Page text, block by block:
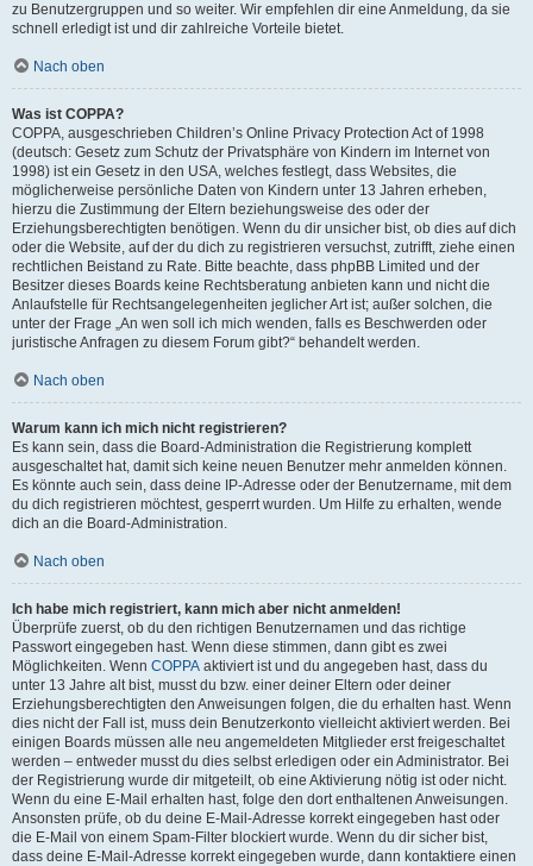
zu Benutzergruppen und so weiter. Wir empfehlen dir eine Anmeldung, da sie
schnell erledigt ist und dir zahlreiche Vorteile bietet.
Nach oben
Was ist COPPA?
COPPA, ausgeschrieben Children’s Online Privacy Protection Act of 1998
(deutsch: Gesetz zum Schutz der Privatsphäre von Kindern im Internet von
1998) ist ein Gesetz in den USA, welches festlegt, dass Websites, die
möglicherweise persönliche Daten von Kindern unter 13 Jahren erheben,
hierzu die Zustimmung der Eltern beziehungsweise des oder der
Erziehungsberechtigten benötigen. Wenn du dir unsicher bist, ob dies auf dich
oder die Website, auf der du dich zu registrieren versuchst, zutrifft, ziehe einen
rechtlichen Beistand zu Rate. Bitte beachte, dass phpBB Limited und der
Besitzer dieses Boards keine Rechtsberatung anbieten kann und nicht die
Anlaufstelle für Rechtsangelegenheiten jeglicher Art ist; außer solchen, die
unter der Frage „An wen soll ich mich wenden, falls es Beschwerden oder
juristische Anfragen zu diesem Forum gibt?“ behandelt werden.
Nach oben
Warum kann ich mich nicht registrieren?
Es kann sein, dass die Board-Administration die Registrierung komplett
ausgeschaltet hat, damit sich keine neuen Benutzer mehr anmelden können.
Es könnte auch sein, dass deine IP-Adresse oder der Benutzername, mit dem
du dich registrieren möchtest, gesperrt wurden. Um Hilfe zu erhalten, wende
dich an die Board-Administration.
Nach oben
Ich habe mich registriert, kann mich aber nicht anmelden!
Überprüfe zuerst, ob du den richtigen Benutzernamen und das richtige
Passwort eingegeben hast. Wenn diese stimmen, dann gibt es zwei
Möglichkeiten. Wenn COPPA aktiviert ist und du angegeben hast, dass du
unter 13 Jahre alt bist, musst du bzw. einer deiner Eltern oder deiner
Erziehungsberechtigten den Anweisungen folgen, die du erhalten hast. Wenn
dies nicht der Fall ist, muss dein Benutzerkonto vielleicht aktiviert werden. Bei
einigen Boards müssen alle neu angemeldeten Mitglieder erst freigeschaltet
werden – entweder musst du dies selbst erledigen oder ein Administrator. Bei
der Registrierung wurde dir mitgeteilt, ob eine Aktivierung nötig ist oder nicht.
Wenn du eine E-Mail erhalten hast, folge den dort enthaltenen Anweisungen.
Ansonsten prüfe, ob du deine E-Mail-Adresse korrekt eingegeben hast oder
die E-Mail von einem Spam-Filter blockiert wurde. Wenn du dir sicher bist,
dass deine E-Mail-Adresse korrekt eingegeben wurde, dann kontaktiere einen